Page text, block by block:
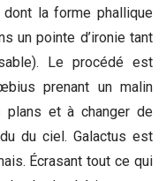
la forme phallique
un pointe d’ironie tant
Le procédé est
prenant un malin
plans et à changer de
du ciel. Galactus est
Écrasant tout ce qui